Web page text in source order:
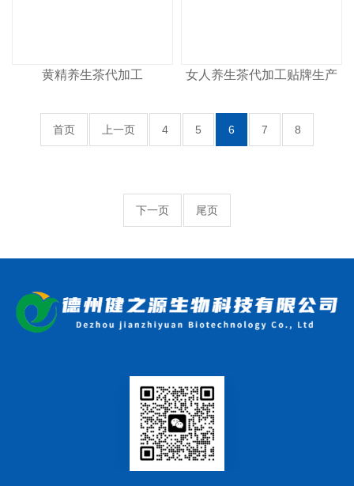
黄精养生茶代加工 女人养生茶代加工贴牌生产
首页 上一页 4 5 6 7 8
下一页 尾页